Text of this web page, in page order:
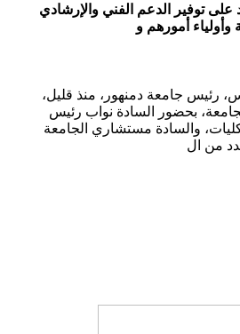
توفير الدعم الفني والإرشادي
وأولياء أمورهم و
رئيس جامعة دمنهور، منذ قليل،
بحضور السادة نواب رئيس
والسادة مستشاري الجامعة
من ال